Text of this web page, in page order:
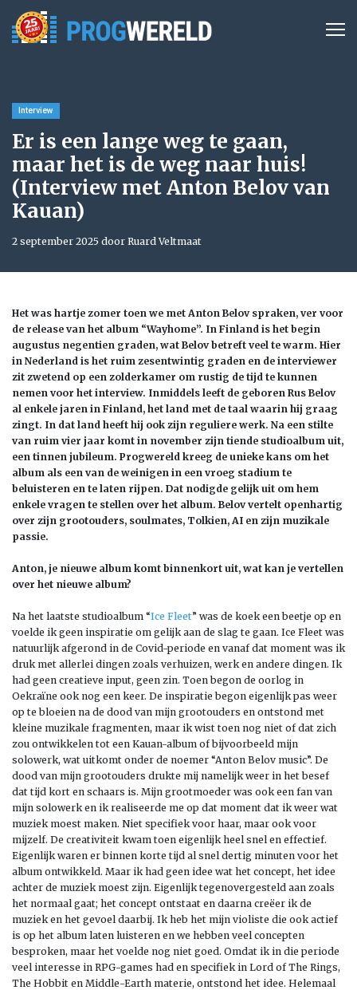
Interview
Er is een lange weg te gaan,
maar het is de weg naar huis!
(Interview met Anton Belov van
Kauan)
2 september 2025 door Ruard Veltmaat
Het was hartje zomer toen we met Anton Belov spraken, ver voor
de release van het album “Wayhome”. In Finland is het begin
augustus negentien graden, wat Belov betreft veel te warm. Hier
in Nederland is het ruim zesentwintig graden en de interviewer
zit zwetend op een zolderkamer om rustig de tijd te kunnen
nemen voor het interview. Inmiddels leeft de geboren Rus Belov
al enkele jaren in Finland, het land met de taal waarin hij graag
zingt. In dat land heeft hij ook zijn reguliere werk. Na een stilte
van ruim vier jaar komt in november zijn tiende studioalbum uit,
een tinnen jubileum. Progwereld kreeg de unieke kans om het
album als een van de weinigen in een vroeg stadium te
beluisteren en te laten rijpen. Dat nodigde gelijk uit om hem
enkele vragen te stellen over het album. Belov vertelt openhartig
over zijn grootouders, soulmates, Tolkien, AI en zijn muzikale
passie.
Anton, je nieuwe album komt binnenkort uit, wat kan je vertellen
over het nieuwe album?
Na het laatste studioalbum “Ice Fleet” was de koek een beetje op en
voelde ik geen inspiratie om gelijk aan de slag te gaan. Ice Fleet was
natuurlijk afgerond in de Covid-periode en vanaf dat moment was ik
druk met allerlei dingen zoals verhuizen, werk en andere dingen. Ik
had geen creatieve input, geen zin. Toen begon de oorlog in
Oekraïne ook nog een keer. De inspiratie begon eigenlijk pas weer
op te bloeien na de dood van mijn grootouders en ontstond met
kleine muzikale fragmenten, maar ik wist toen nog niet of dat zich
zou ontwikkelen tot een Kauan-album of bijvoorbeeld mijn
solowerk, wat uitkomt onder de noemer “Anton Belov music”. De
dood van mijn grootouders drukte mij namelijk weer in het besef
dat tijd kort en schaars is. Mijn grootmoeder was ook een fan van
mijn solowerk en ik realiseerde me op dat moment dat ik weer wat
muziek moest maken. Niet specifiek voor haar, maar ook voor
mijzelf. De creativiteit kwam toen eigenlijk heel snel en effectief.
Eigenlijk waren er binnen korte tijd al snel dertig minuten voor het
album ontwikkeld. Maar ik had geen idee wat het concept, het idee
achter de muziek moest zijn. Eigenlijk tegenovergesteld aan zoals
het normaal gaat; het concept ontstaat en daarna creëer ik de
muziek en het gevoel daarbij. Ik heb het mijn violiste die ook actief
is op het album laten luisteren en we hebben veel concepten
besproken, maar het voelde nog niet goed. Omdat ik in die periode
veel interesse in RPG-games had en specifiek in Lord of The Rings,
The Hobbit en Middle-Earth materie, ontstond het idee. Helemaal